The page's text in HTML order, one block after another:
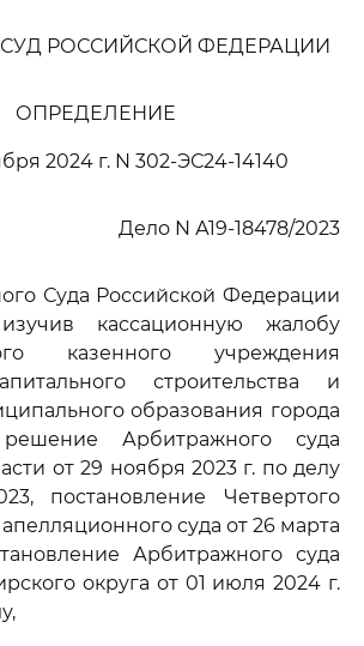
РОССИЙСКОЙ ФЕДЕРАЦИИ
ОПРЕДЕЛЕНИЕ
2024 г. N 302-ЭС24-14140
Дело N А19-18478/2023
Суда Российской Федерации
кассационную жалобу
казенного учреждения
строительства и
образования города
Арбитражного суда
от 29 ноября 2023 г. по делу
постановление Четвертого
суда от 26 марта
Арбитражного суда
округа от 01 июля 2024 г.